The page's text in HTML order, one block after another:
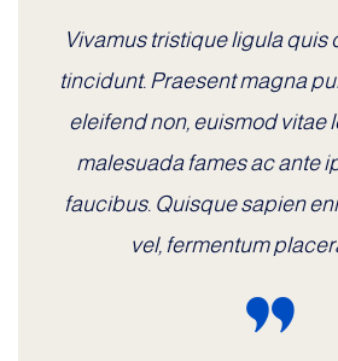
Vivamus tristique ligula quis
tincidunt. Praesent magna
eleifend non, euismod vitae
malesuada fames ac ante
faucibus. Quisque sapien
vel, fermentum